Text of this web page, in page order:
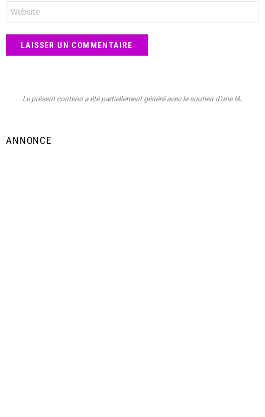
web
Le présent contenu a été partiellement généré avec le soutien d’une IA.
ANNONCE